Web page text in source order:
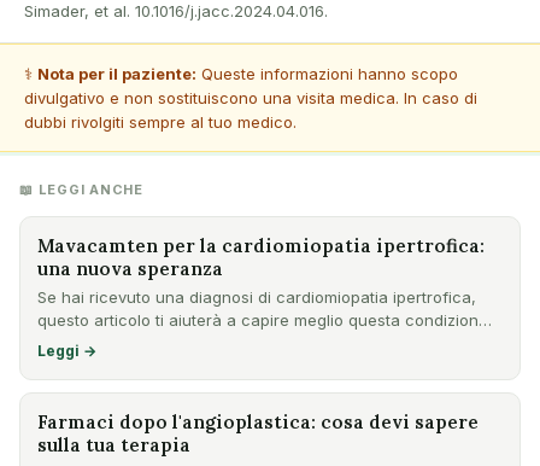
Simader, et al. 10.1016/j.jacc.2024.04.016.
⚕️ Nota per il paziente: Queste informazioni hanno scopo
divulgativo e non sostituiscono una visita medica. In caso di
dubbi rivolgiti sempre al tuo medico.
📖 LEGGI ANCHE
Mavacamten per la cardiomiopatia ipertrofica:
una nuova speranza
Se hai ricevuto una diagnosi di cardiomiopatia ipertrofica,
questo articolo ti aiuterà a capire meglio questa condizion…
Leggi →
Farmaci dopo l'angioplastica: cosa devi sapere
sulla tua terapia